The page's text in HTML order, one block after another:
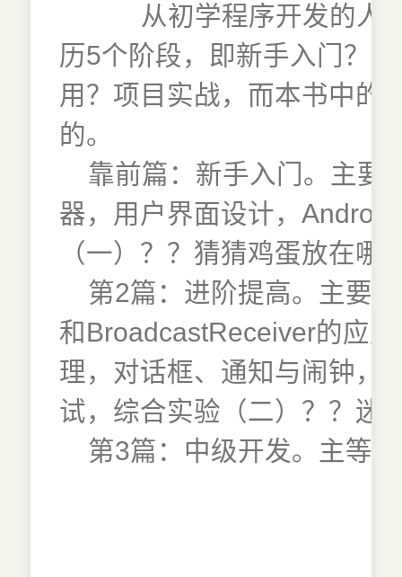
从初学程序开发的人
历5个阶段，即新手入门？
用？项目实战，而本书中的
的。
靠前篇：新手入门。主要
器，用户界面设计，
（一）？？猜猜鸡蛋放在哪
第2篇：进阶提高。主要
和BroadcastReceiver的应
理，对话框、通知与闹钟，
试，综合实验（二）？？迷
第3篇：中级开发。主等